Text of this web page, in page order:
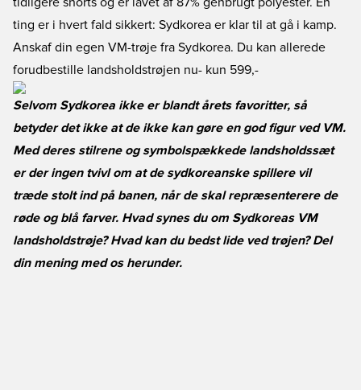
ting er i hvert fald sikkert: Sydkorea er klar til at gå i kamp.
Anskaf din egen VM-trøje fra Sydkorea. Du kan allerede
forudbestille landsholdstrøjen nu- kun 599,-
Selvom Sydkorea ikke er blandt årets favoritter, så
betyder det ikke at de ikke kan gøre en god figur ved VM.
Med deres stilrene og symbolspækkede landsholdssæt
er der ingen tvivl om at de sydkoreanske spillere vil
træde stolt ind på banen, når de skal repræsenterere de
røde og blå farver. Hvad synes du om Sydkoreas VM
landsholdstrøje? Hvad kan du bedst lide ved trøjen? Del
din mening med os herunder.